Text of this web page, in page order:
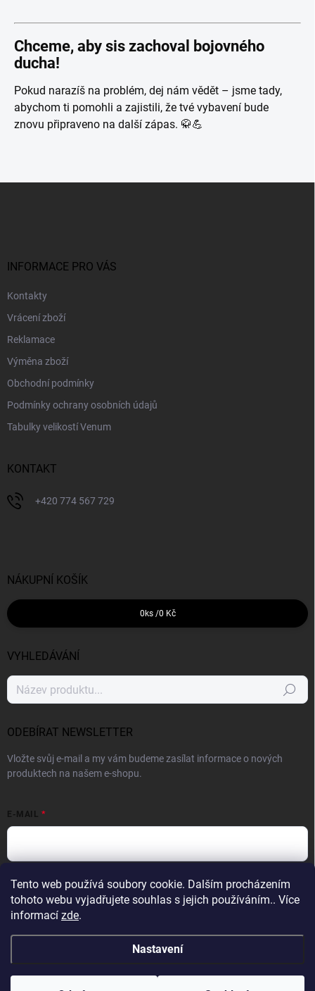
Tento web používá soubory cookie. Dalším procházením
tohoto webu vyjadřujete souhlas s jejich používáním.. Více
informací zde.
Nastavení
Chceme, aby sis zachoval bojovného
ducha!
Pokud narazíš na problém, dej nám vědět – jsme tady,
abychom ti pomohli a zajistili, že tvé vybavení bude
znovu připraveno na další zápas. 🥋💪
INFORMACE PRO VÁS
Kontakty
Vrácení zboží
Reklamace
Výměna zboží
Obchodní podmínky
Podmínky ochrany osobních údajů
Tabulky velikostí Venum
KONTAKT
+420 774 567 729
NÁKUPNÍ KOŠÍK
0 ks /0 Kč
VYHLEDÁVÁNÍ
Hledat
ODEBÍRAT NEWSLETTER
Vložte svůj e-mail a my vám budeme zasílat informace o nových
produktech na našem e-shopu.
E-MAIL
Vložením e-mailu souhlasíte spodmínkami ochrany osobních údajů
Copyright 2026 . Všechna práva vyhrazena.